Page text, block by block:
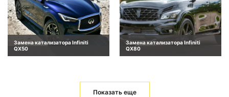
Замена катализатора Infiniti
QX50
Замена катализатора Infiniti
QX80
Показать еще